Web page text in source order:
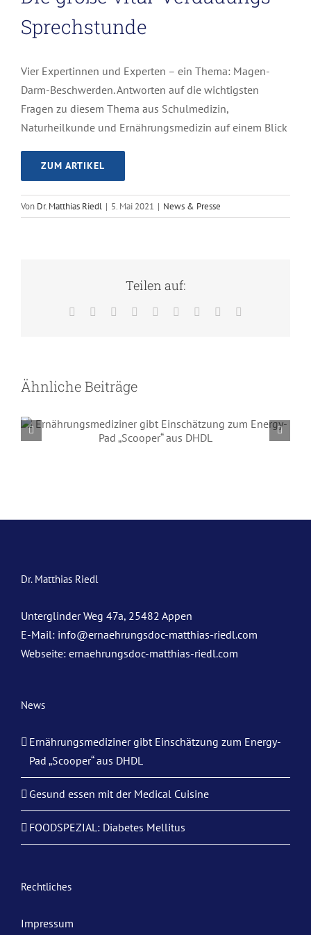
Sprechstunde
Vier Expertinnen und Experten – ein Thema: Magen-
Darm-Beschwerden. Antworten auf die wichtigsten
Fragen zu diesem Thema aus Schulmedizin,
Naturheilkunde und Ernährungsmedizin auf einem Blick
ZUM ARTIKEL
Von Dr. Matthias Riedl | 5. Mai 2021 | News & Presse
Teilen auf:
Facebook
TwitterReddit LinkedInWhatsApp
TumblrPinterest
Ähnliche BeiträgeErnährungsmediziner gibt
Einschätzung zum Energy-Pad
„Scooper“ aus DHDL
Dr. Matthias Riedl
Unterglinder Weg 47a, 25482 Appen
E-Mail: info@ernaehrungsdoc-matthias-riedl.com
Webseite: ernaehrungsdoc-matthias-riedl.com
News
Ernährungsmediziner gibt Einschätzung zum Energy-
Pad „Scooper“ aus DHDL
Gesund essen mit der Medical Cuisine
FOODSPEZIAL: Diabetes Mellitus
Rechtliches
Impressum